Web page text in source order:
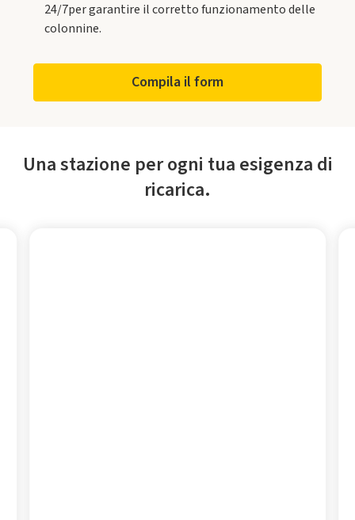
24/7per garantire il corretto funzionamento delle
colonnine.
Compila il form
Una stazione per ogni tua esigenza di
ricarica.